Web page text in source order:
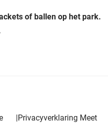
of ballen op het park.
|Privacyverklaring Meet